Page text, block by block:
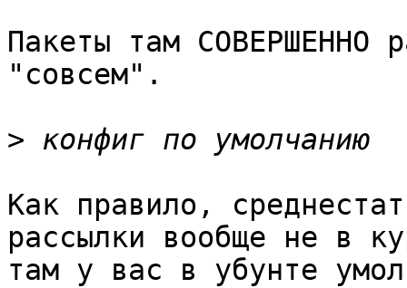
Пакеты там СОВЕРШЕННО
"совсем".
>
Как правило,
рассылки вообще не в
там у вас в убунте